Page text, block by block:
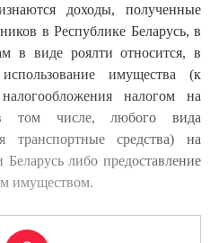
доходы, полученные
в Республике Беларусь, в
в виде роялти относится, в
имущества (к
налогом на
том числе, любого вида
транспортные средства) на
либо предоставление
имуществом.